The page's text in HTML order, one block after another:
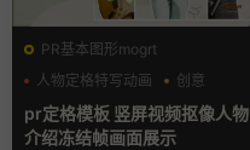
PR基本图形mogrt
人物定格特写动画
创意
动态海报
pr定格模板 竖屏视频抠像人物
介绍冻结帧画面展示